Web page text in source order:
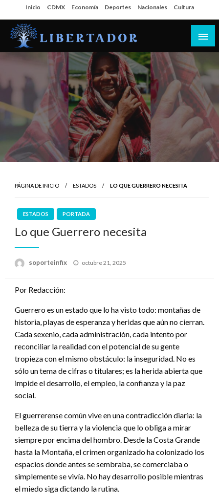
al
contenido
Inicio CDMX Economía Deportes Nacionales Cultura
Libertador MX
PÁGINA DE INICIO ESTADOS LO QUE GUERRERO NECESITA
ESTADOS PORTADA
Lo que Guerrero necesita
soporteinfix
Publicado
octubre 21, 2025
Por Redacción:
Guerrero es un estado que lo ha visto todo: montañas de
historia, playas de esperanza y heridas que aún no cierran.
Cada sexenio, cada administración, cada intento por
reconciliar la realidad con el potencial de su gente
tropieza con el mismo obstáculo: la inseguridad. No es
sólo un tema de cifras o titulares; es la herida abierta que
impide el desarrollo, el empleo, la confianza y la paz
social.
El guerrerense común vive en una contradicción diaria: la
belleza de su tierra y la violencia que lo obliga a mirar
siempre por encima del hombro. Desde la Costa Grande
hasta la Montaña, el crimen organizado ha colonizado los
espacios donde antes se sembraba, se comerciaba o
simplemente se vivía. No hay desarrollo posible mientras
el miedo siga dictando la rutina.